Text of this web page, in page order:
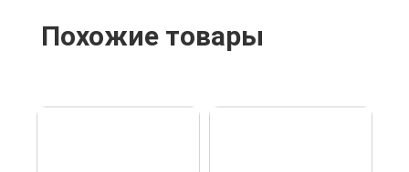
Похожие товары